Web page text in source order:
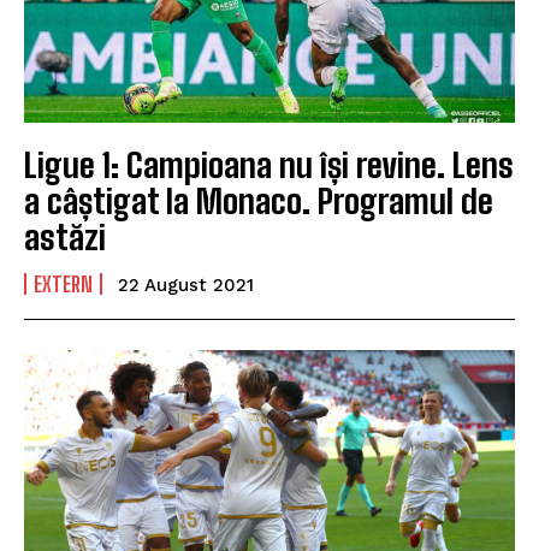
Ligue 1: Campioana nu își revine. Lens
a câștigat la Monaco. Programul de
astăzi
EXTERN 22 August 2021